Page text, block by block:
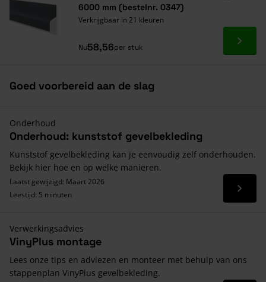
6000 mm (bestelnr. 0347)
Verkrijgbaar in 21 kleuren
Nu58,56per stuk Ga
Goed voorbereid aan de slag
Onderhoud
Onderhoud: kunststof gevelbekleding
Kunststof gevelbekleding kan je eenvoudig zelf onderhouden.
Bekijk hier hoe en op welke manieren.
Laatst gewijzigd: Maart 2026
Leestijd: 5 minuten
Lees
Verwerkingsadvies
VinyPlus montage
Lees onze tips en adviezen en monteer met behulp van ons
stappenplan VinyPlus gevelbekleding.